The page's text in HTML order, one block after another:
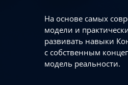
На основе самых
модели и
развивать навыки
с собственным
модель реальности.